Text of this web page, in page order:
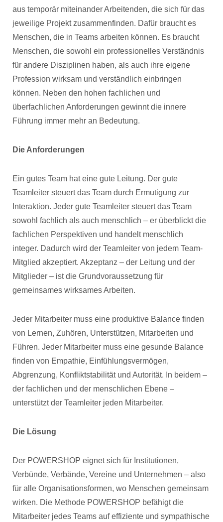
aus temporär miteinander Arbeitenden, die sich für das
jeweilige Projekt zusammenfinden. Dafür braucht es
Menschen, die in Teams arbeiten können. Es braucht
Menschen, die sowohl ein professionelles Verständnis
für andere Disziplinen haben, als auch ihre eigene
Profession wirksam und verständlich einbringen
können. Neben den hohen fachlichen und
überfachlichen Anforderungen gewinnt die innere
Führung immer mehr an Bedeutung.
Die Anforderungen
Ein gutes Team hat eine gute Leitung. Der gute
Teamleiter steuert das Team durch Ermutigung zur
Interaktion. Jeder gute Teamleiter steuert das Team
sowohl fachlich als auch menschlich – er überblickt die
fachlichen Perspektiven und handelt menschlich
integer. Dadurch wird der Teamleiter von jedem Team-
Mitglied akzeptiert. Akzeptanz – der Leitung und der
Mitglieder – ist die Grundvoraussetzung für
gemeinsames wirksames Arbeiten.
Jeder Mitarbeiter muss eine produktive Balance finden
von Lernen, Zuhören, Unterstützen, Mitarbeiten und
Führen. Jeder Mitarbeiter muss eine gesunde Balance
finden von Empathie, Einfühlungsvermögen,
Abgrenzung, Konfliktstabilität und Autorität. In beidem –
der fachlichen und der menschlichen Ebene –
unterstützt der Teamleiter jeden Mitarbeiter.
Die Lösung
Der POWERSHOP eignet sich für Institutionen,
Verbünde, Verbände, Vereine und Unternehmen – also
für alle Organisationsformen, wo Menschen gemeinsam
wirken. Die Methode POWERSHOP befähigt die
Mitarbeiter jedes Teams auf effiziente und sympathische